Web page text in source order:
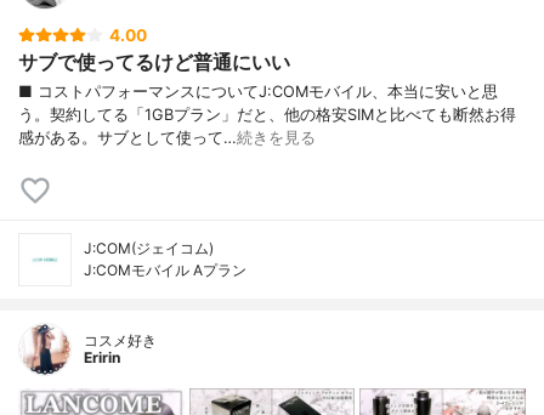
4.00
サブで使ってるけど普通にいい
■ コストパフォーマンスについてJ:COMモバイル、本当に安いと思
う。契約してる「1GBプラン」だと、他の格安SIMと比べても断然お得
感がある。サブとして使って…続きを見る
J:COM(ジェイコム)
J:COMモバイル Aプラン
コスメ好き
Eririn